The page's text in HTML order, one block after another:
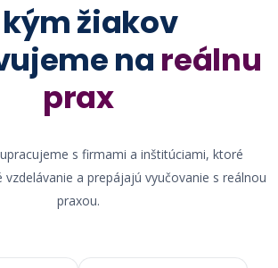
kým žiakov
na reálnu
prax
s firmami a inštitúciami, ktoré
a prepájajú vyučovanie s reálnou
praxou.